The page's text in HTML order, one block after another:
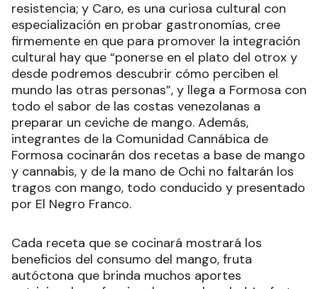
resistencia; y Caro, es una curiosa cultural con
especialización en probar gastronomías, cree
firmemente en que para promover la integración
cultural hay que “ponerse en el plato del otrox y
desde podremos descubrir cómo perciben el
mundo las otras personas”, y llega a Formosa con
todo el sabor de las costas venezolanas a
preparar un ceviche de mango. Además,
integrantes de la Comunidad Cannábica de
Formosa cocinarán dos recetas a base de mango
y cannabis, y de la mano de Ochi no faltarán los
tragos con mango, todo conducido y presentado
por El Negro Franco.
Cada receta que se cocinará mostrará los
beneficios del consumo del mango, fruta
autóctona que brinda muchos aportes